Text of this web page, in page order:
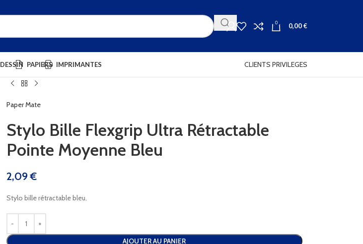
0 0,00€
DESSIN PAPIERS IMPRIMANTES CLIENTS PRIVILEGES
Paper Mate
Stylo Bille Flexgrip Ultra Rétractable
Pointe Moyenne Bleu
2,09€
Stylo bille rétractable bleu.
AJOUTER AU PANIER